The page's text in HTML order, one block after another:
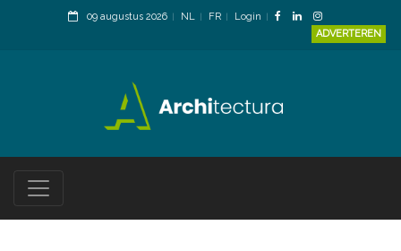
09 augustus 2026 NL FR
Login
ADVERTEREN